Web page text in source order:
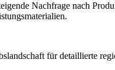
Nachfrage nach
für detaillierte